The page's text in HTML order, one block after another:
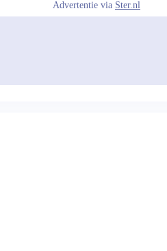
Advertentie via Ster.nl